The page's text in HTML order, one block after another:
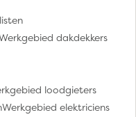
dakdekkers
loodgieters
Werkgebied elektriciens